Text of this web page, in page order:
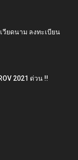
วียดนาม ลงทะเบียน
2021 ด่วน !!